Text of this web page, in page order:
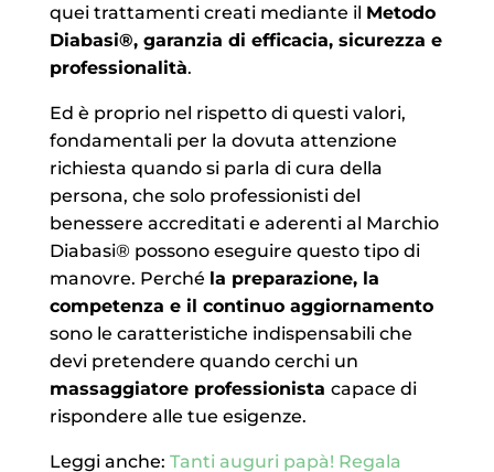
quei trattamenti creati mediante il Metodo
Diabasi®, garanzia di efficacia, sicurezza e
professionalità.
Ed è proprio nel rispetto di questi valori,
fondamentali per la dovuta attenzione
richiesta quando si parla di cura della
persona, che solo professionisti del
benessere accreditati e aderenti al Marchio
Diabasi® possono eseguire questo tipo di
manovre. Perché la preparazione, la
competenza e il continuo aggiornamento
sono le caratteristiche indispensabili che
devi pretendere quando cerchi un
massaggiatore professionista capace di
rispondere alle tue esigenze.
Leggi anche: Tanti auguri papà! Regala